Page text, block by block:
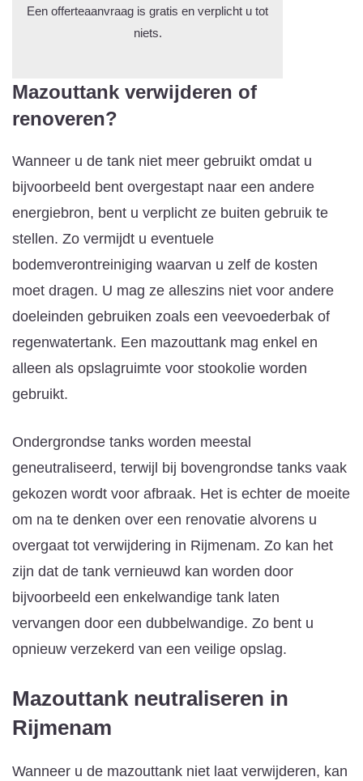
Een offerteaanvraag is gratis en verplicht u tot
niets.
Mazouttank verwijderen of
renoveren?
Wanneer u de tank niet meer gebruikt omdat u
bijvoorbeeld bent overgestapt naar een andere
energiebron, bent u verplicht ze buiten gebruik te
stellen. Zo vermijdt u eventuele
bodemverontreiniging waarvan u zelf de kosten
moet dragen. U mag ze alleszins niet voor andere
doeleinden gebruiken zoals een veevoederbak of
regenwatertank. Een mazouttank mag enkel en
alleen als opslagruimte voor stookolie worden
gebruikt.
Ondergrondse tanks worden meestal
geneutraliseerd, terwijl bij bovengrondse tanks vaak
gekozen wordt voor afbraak. Het is echter de moeite
om na te denken over een renovatie alvorens u
overgaat tot verwijdering in Rijmenam. Zo kan het
zijn dat de tank vernieuwd kan worden door
bijvoorbeeld een enkelwandige tank laten
vervangen door een dubbelwandige. Zo bent u
opnieuw verzekerd van een veilige opslag.
Mazouttank neutraliseren in
Rijmenam
Wanneer u de mazouttank niet laat verwijderen, kan